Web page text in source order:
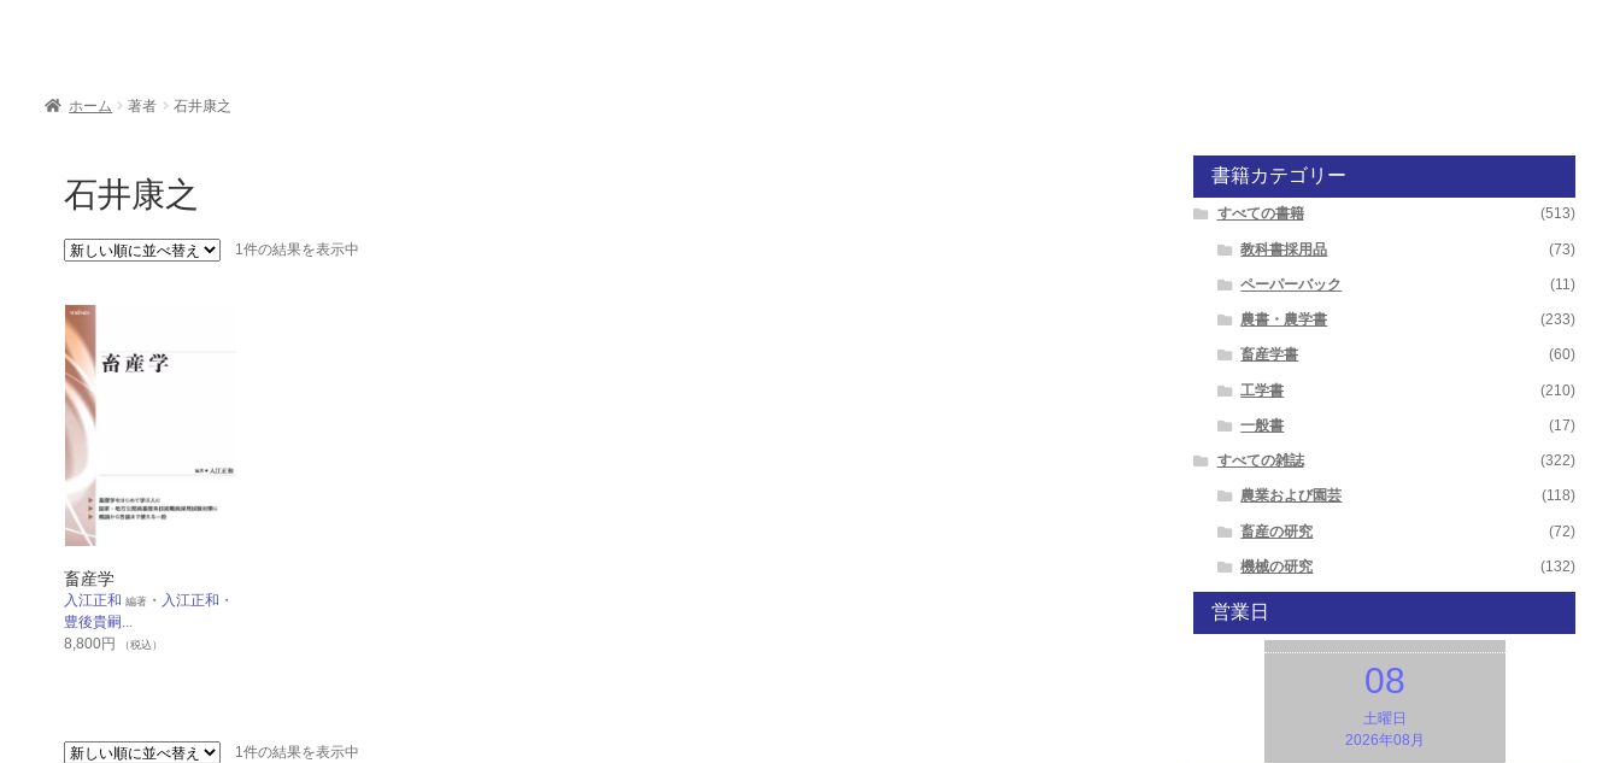
ホーム 著者 石井康之
石井康之
1件の結果を表示中
畜産学
入江正和 編著・ 入江正和 ・
豊後貴嗣 ...
8,800円 （税込）
1件の結果を表示中
書籍カテゴリー
すべての書籍 (513)
教科書採用品 (73)
ペーパーバック (11)
農書・農学書 (233)
畜産学書 (60)
工学書 (210)
一般書 (17)
すべての雑誌 (322)
農業および園芸 (118)
畜産の研究 (72)
機械の研究 (132)
営業日
08
土曜日
2026年08月